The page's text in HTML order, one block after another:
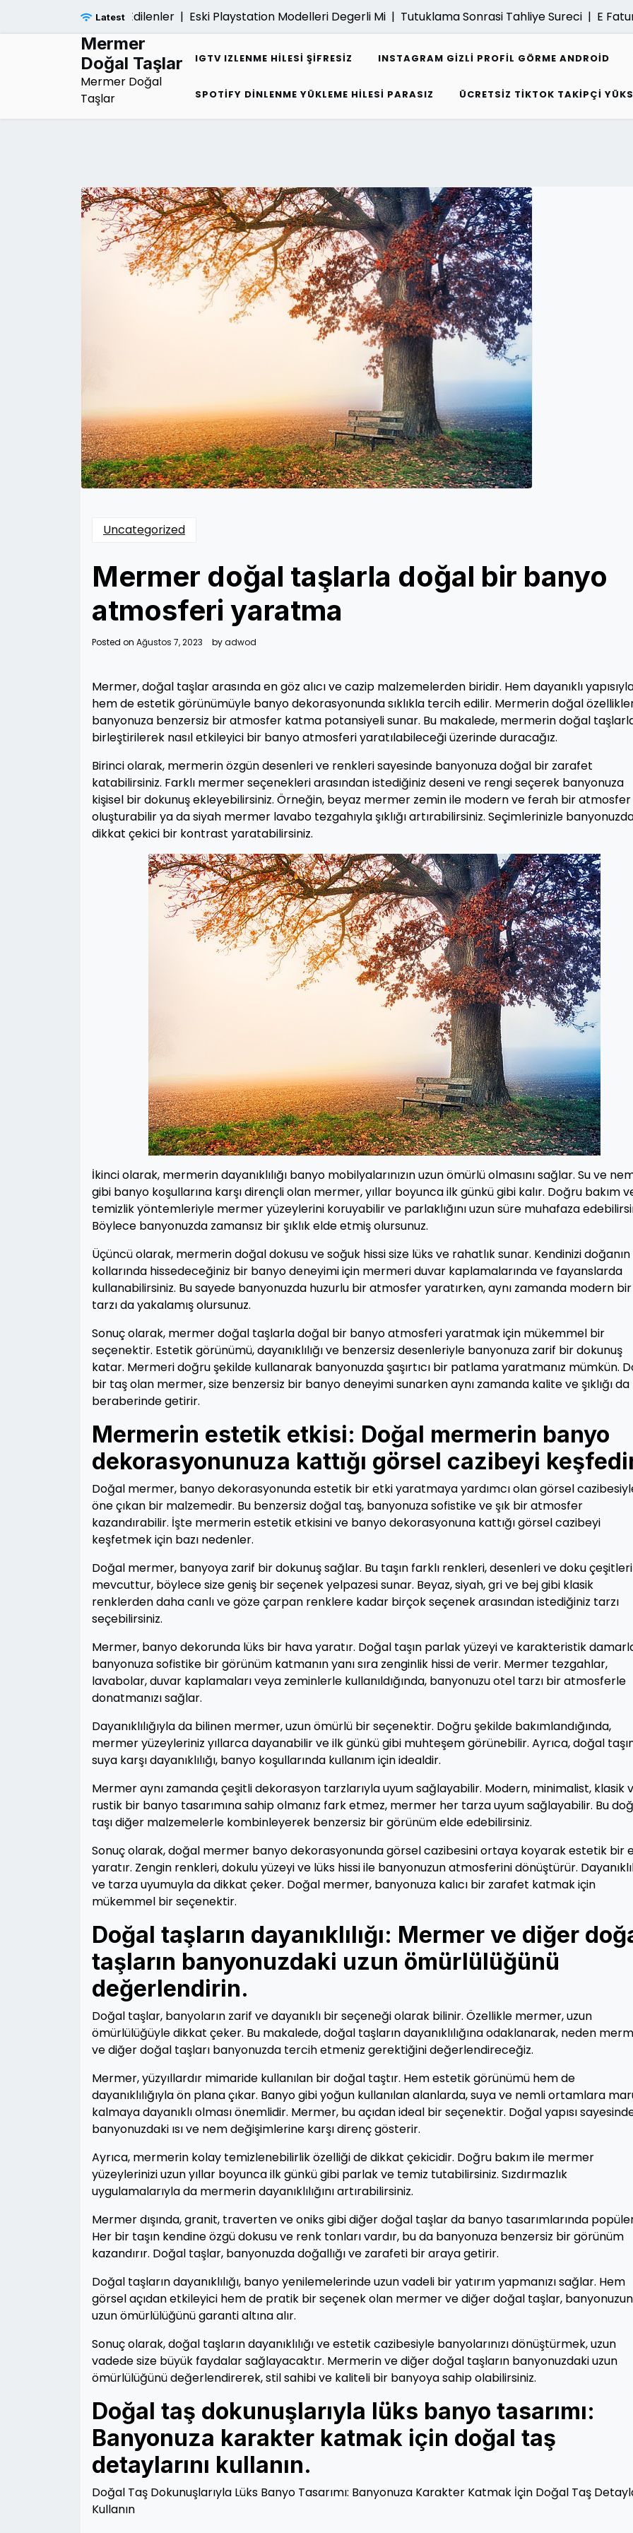
Latest
Hakkinda Merak Edilenler |Eski Playstation Modelleri Degerli Mi | Tutuklama Sonrasi Tahliye Sureci |E Fatura
Mermer
Doğal Taşlar
Mermer Doğal
Taşlar
IGTV IZLENME HILESI ŞIFRESIZ INSTAGRAM GIZLI PROFIL GÖRME ANDROID
SPOTIFY DINLENME YÜKLEME HILESI PARASIZ ÜCRETSIZ TIKTOK TAKIPÇI
Uncategorized
Mermer doğal taşlarla doğal bir banyo
atmosferi yaratma
Posted on Ağustos 7, 2023 byadwod
Mermer, doğal taşlar arasında en göz alıcı ve cazip malzemelerden biridir. Hem dayanıklı
hem de estetik görünümüyle banyo dekorasyonunda sıklıkla tercih edilir. Mermerin doğal
banyonuza benzersiz bir atmosfer katma potansiyeli sunar. Bu makalede, mermerin doğal
birleştirilerek nasıl etkileyici bir banyo atmosferi yaratılabileceği üzerinde duracağız.
Birinci olarak, mermerin özgün desenleri ve renkleri sayesinde banyonuza doğal bir zarafet
katabilirsiniz. Farklı mermer seçenekleri arasından istediğiniz deseni ve rengi seçerek banyonuza
kişisel bir dokunuş ekleyebilirsiniz. Örneğin, beyaz mermer zemin ile modern ve ferah bir atmosfer
oluşturabilir ya da siyah mermer lavabo tezgahıyla şıklığı artırabilirsiniz. Seçimlerinizle
dikkat çekici bir kontrast yaratabilirsiniz.
İkinci olarak, mermerin dayanıklılığı banyo mobilyalarınızın uzun ömürlü olmasını sağlar. Su ve
gibi banyo koşullarına karşı dirençli olan mermer, yıllar boyunca ilk günkü gibi kalır. Doğru bakım
temizlik yöntemleriyle mermer yüzeylerini koruyabilir ve parlaklığını uzun süre muhafaza
Böylece banyonuzda zamansız bir şıklık elde etmiş olursunuz.
Üçüncü olarak, mermerin doğal dokusu ve soğuk hissi size lüks ve rahatlık sunar. Kendinizi doğanın
kollarında hissedeceğiniz bir banyo deneyimi için mermeri duvar kaplamalarında ve fayanslarda
kullanabilirsiniz. Bu sayede banyonuzda huzurlu bir atmosfer yaratırken, aynı zamanda modern bir
tarzı da yakalamış olursunuz.
Sonuç olarak, mermer doğal taşlarla doğal bir banyo atmosferi yaratmak için mükemmel bir
seçenektir. Estetik görünümü, dayanıklılığı ve benzersiz desenleriyle banyonuza zarif bir dokunuş
katar. Mermeri doğru şekilde kullanarak banyonuzda şaşırtıcı bir patlama yaratmanız mümkün.
bir taş olan mermer, size benzersiz bir banyo deneyimi sunarken aynı zamanda kalite ve şıklığı da
beraberinde getirir.
Mermerin estetik etkisi: Doğal mermerin banyo
dekorasyonunuza kattığı görsel cazibeyi
Doğal mermer, banyo dekorasyonunda estetik bir etki yaratmaya yardımcı olan görsel
öne çıkan bir malzemedir. Bu benzersiz doğal taş, banyonuza sofistike ve şık bir atmosfer
kazandırabilir. İşte mermerin estetik etkisini ve banyo dekorasyonuna kattığı görsel cazibeyi
keşfetmek için bazı nedenler.
Doğal mermer, banyoya zarif bir dokunuş sağlar. Bu taşın farklı renkleri, desenleri ve doku çeşitleri
mevcuttur, böylece size geniş bir seçenek yelpazesi sunar. Beyaz, siyah, gri ve bej gibi klasik
renklerden daha canlı ve göze çarpan renklere kadar birçok seçenek arasından istediğiniz tarzı
seçebilirsiniz.
Mermer, banyo dekorunda lüks bir hava yaratır. Doğal taşın parlak yüzeyi ve karakteristik
banyonuza sofistike bir görünüm katmanın yanı sıra zenginlik hissi de verir. Mermer tezgahlar,
lavabolar, duvar kaplamaları veya zeminlerle kullanıldığında, banyonuzu otel tarzı bir atmosferle
donatmanızı sağlar.
Dayanıklılığıyla da bilinen mermer, uzun ömürlü bir seçenektir. Doğru şekilde bakımlandığında,
mermer yüzeyleriniz yıllarca dayanabilir ve ilk günkü gibi muhteşem görünebilir. Ayrıca, doğal
suya karşı dayanıklılığı, banyo koşullarında kullanım için idealdir.
Mermer aynı zamanda çeşitli dekorasyon tarzlarıyla uyum sağlayabilir. Modern, minimalist, klasik
rustik bir banyo tasarımına sahip olmanız fark etmez, mermer her tarza uyum sağlayabilir. Bu
taşı diğer malzemelerle kombinleyerek benzersiz bir görünüm elde edebilirsiniz.
Sonuç olarak, doğal mermer banyo dekorasyonunda görsel cazibesini ortaya koyarak estetik bir
yaratır. Zengin renkleri, dokulu yüzeyi ve lüks hissi ile banyonuzun atmosferini dönüştürür.
ve tarza uyumuyla da dikkat çeker. Doğal mermer, banyonuza kalıcı bir zarafet katmak için
mükemmel bir seçenektir.
Doğal taşların dayanıklılığı: Mermer ve diğer
taşların banyonuzdaki uzun ömürlülüğünü
değerlendirin.
Doğal taşlar, banyoların zarif ve dayanıklı bir seçeneği olarak bilinir. Özellikle mermer, uzun
ömürlülüğüyle dikkat çeker. Bu makalede, doğal taşların dayanıklılığına odaklanarak, neden
ve diğer doğal taşları banyonuzda tercih etmeniz gerektiğini değerlendireceğiz.
Mermer, yüzyıllardır mimaride kullanılan bir doğal taştır. Hem estetik görünümü hem de
dayanıklılığıyla ön plana çıkar. Banyo gibi yoğun kullanılan alanlarda, suya ve nemli ortamlara
kalmaya dayanıklı olması önemlidir. Mermer, bu açıdan ideal bir seçenektir. Doğal yapısı
banyonuzdaki ısı ve nem değişimlerine karşı direnç gösterir.
Ayrıca, mermerin kolay temizlenebilirlik özelliği de dikkat çekicidir. Doğru bakım ile mermer
yüzeylerinizi uzun yıllar boyunca ilk günkü gibi parlak ve temiz tutabilirsiniz. Sızdırmazlık
uygulamalarıyla da mermerin dayanıklılığını artırabilirsiniz.
Mermer dışında, granit, traverten ve oniks gibi diğer doğal taşlar da banyo tasarımlarında
Her bir taşın kendine özgü dokusu ve renk tonları vardır, bu da banyonuza benzersiz bir görünüm
kazandırır. Doğal taşlar, banyonuzda doğallığı ve zarafeti bir araya getirir.
Doğal taşların dayanıklılığı, banyo yenilemelerinde uzun vadeli bir yatırım yapmanızı sağlar. Hem
görsel açıdan etkileyici hem de pratik bir seçenek olan mermer ve diğer doğal taşlar, banyonuzun
uzun ömürlülüğünü garanti altına alır.
Sonuç olarak, doğal taşların dayanıklılığı ve estetik cazibesiyle banyolarınızı dönüştürmek, uzun
vadede size büyük faydalar sağlayacaktır. Mermerin ve diğer doğal taşların banyonuzdaki uzun
ömürlülüğünü değerlendirerek, stil sahibi ve kaliteli bir banyoya sahip olabilirsiniz.
Doğal taş dokunuşlarıyla lüks banyo tasarımı:
Banyonuza karakter katmak için doğal taş
detaylarını kullanın.
Doğal Taş Dokunuşlarıyla Lüks Banyo Tasarımı: Banyonuza Karakter Katmak İçin Doğal Taş
Kullanın